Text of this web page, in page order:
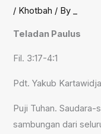
/ Khotbah / By
Teladan Paulus
Fil. 3:17-4:1
Pdt. Yakub
Puji Tuhan. Saudara-
sambungan dari